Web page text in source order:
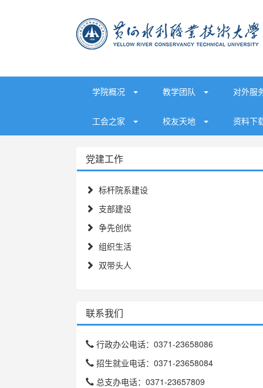
学院概况 教学团队 对外
工会之家 校友天地 资料
党建工作
标杆院系建设
支部建设
争先创优
组织生活
双带头人
联系我们
行政办公电话：0371-23658086
招生就业电话：0371-23658084
总支办电话：0371-23657809